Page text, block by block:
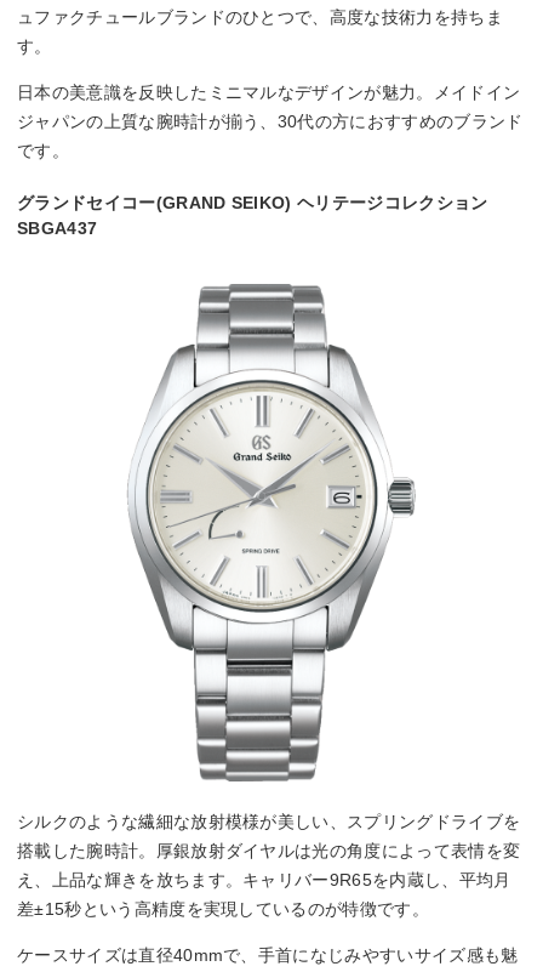
ュファクチュールブランドのひとつで、高度な技術力を持ちま
す。
日本の美意識を反映したミニマルなデザインが魅力。メイドイン
ジャパンの上質な腕時計が揃う、30代の方におすすめのブランド
です。
グランドセイコー(GRAND SEIKO) ヘリテージコレクション
SBGA437
シルクのような繊細な放射模様が美しい、スプリングドライブを
搭載した腕時計。厚銀放射ダイヤルは光の角度によって表情を変
え、上品な輝きを放ちます。キャリバー9R65を内蔵し、平均月
差±15秒という高精度を実現しているのが特徴です。
ケースサイズは直径40mmで、手首になじみやすいサイズ感も魅